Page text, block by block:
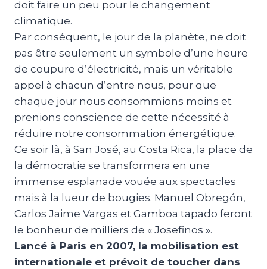
doit faire un peu pour le changement
climatique.
Par conséquent, le jour de la planète, ne doit
pas être seulement un symbole d’une heure
de coupure d’électricité, mais un véritable
appel à chacun d’entre nous, pour que
chaque jour nous consommions moins et
prenions conscience de cette nécessité à
réduire notre consommation énergétique.
Ce soir là, à San José, au Costa Rica, la place de
la démocratie se transformera en une
immense esplanade vouée aux spectacles
mais à la lueur de bougies. Manuel Obregón,
Carlos Jaime Vargas et Gamboa tapado feront
le bonheur de milliers de « Josefinos ».
Lancé à Paris en 2007, la mobilisation est
internationale et prévoit de toucher dans